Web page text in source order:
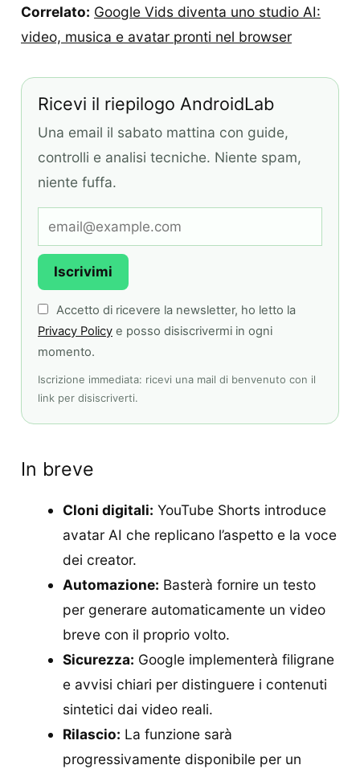
Correlato: Google Vids diventa uno studio AI:
video, musica e avatar pronti nel browser
Ricevi il riepilogo AndroidLab
Una email il sabato mattina con guide,
controlli e analisi tecniche. Niente spam,
niente fuffa.
Iscrivimi
Accetto di ricevere la newsletter, ho letto la
Privacy Policy e posso disiscrivermi in ogni
momento.
Iscrizione immediata: ricevi una mail di benvenuto con il
link per disiscriverti.
In breve
Cloni digitali: YouTube Shorts introduce
avatar AI che replicano l’aspetto e la voce
dei creator.
Automazione: Basterà fornire un testo
per generare automaticamente un video
breve con il proprio volto.
Sicurezza: Google implementerà filigrane
e avvisi chiari per distinguere i contenuti
sintetici dai video reali.
Rilascio: La funzione sarà
progressivamente disponibile per un